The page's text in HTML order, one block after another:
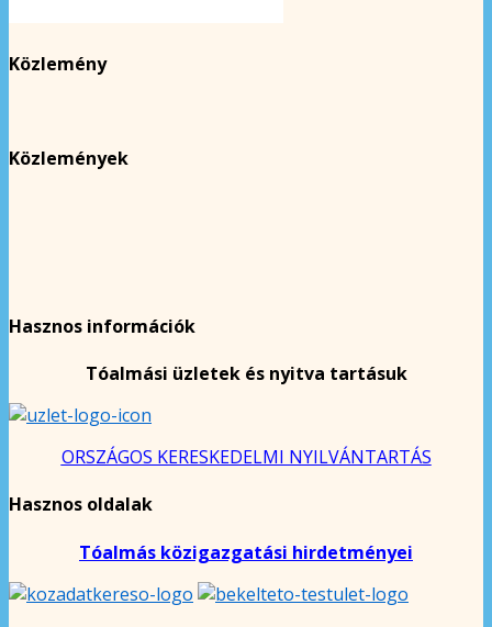
Közlemény
Közlemények
Hasznos információk
Tóalmási üzletek és nyitva tartásuk
ORSZÁGOS KERESKEDELMI NYILVÁNTARTÁS
Hasznos oldalak
Tóalmás közigazgatási hirdetményei